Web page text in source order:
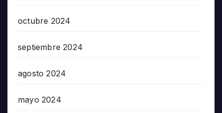
octubre 2024
septiembre 2024
agosto 2024
mayo 2024